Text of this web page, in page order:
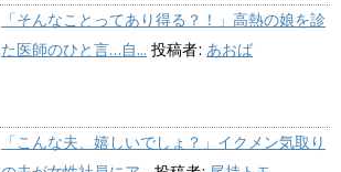
「そんなことってあり得る？！」高熱の娘を診
た医師のひと言…自... 投稿者: あおば
「こんな夫、嬉しいでしょ？」イクメン気取り